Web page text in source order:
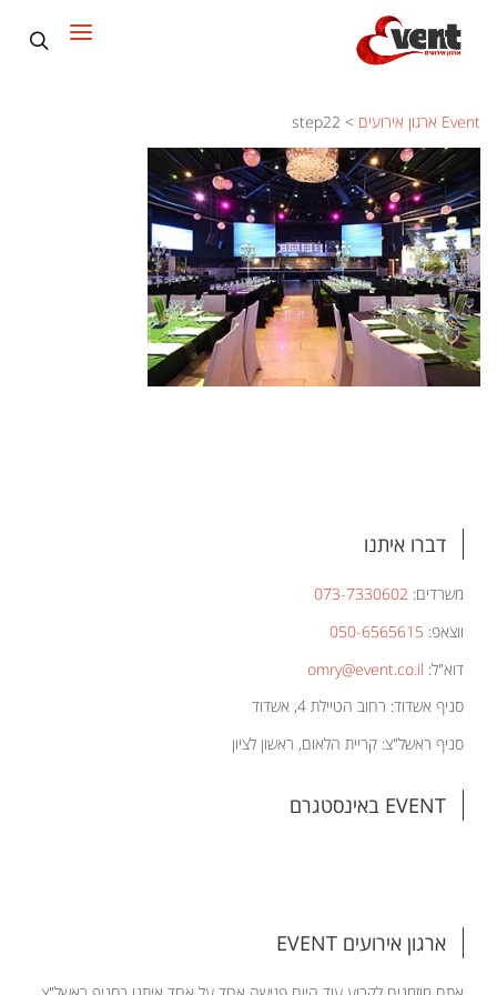
Event ארגון אירועים >
step22
דברו איתנו
משרדים: 073-7330602
ווצאפ: 050-6565615
דוא"ל: omry@event.co.il
סניף אשדוד: רחוב הטיילת 4, אשדוד
סניף ראשל"צ: קריית הלאום, ראשון לציון
EVENT באינסטגרם
ארגון אירועים EVENT